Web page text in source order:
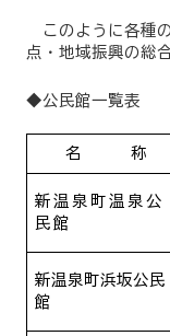
このように各種
点・地域振興の総
◆公民館一覧表
名 称
新温泉町温泉公
民館
新温泉町浜坂公民
館